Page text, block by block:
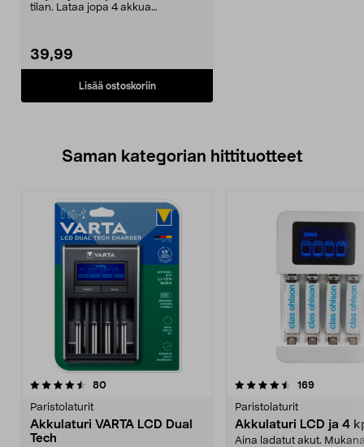
tilan. Lataa jopa 4 akkua
39,99
Lisää ostoskoriin
Saman kategorian hittituotteet
80arvostelut
Paristolaturit
Akkulaturi VARTA LCD Dual
Tech
4.5 viidestä
169arvostelut
Paristolaturit
Akkulaturi LCD ja 4
Aina ladatut akut.
4.5 viidestä